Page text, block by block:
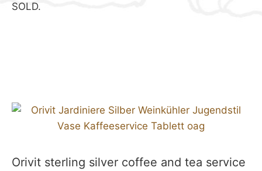
SOLD.
Orivit sterling silver coffee and tea service